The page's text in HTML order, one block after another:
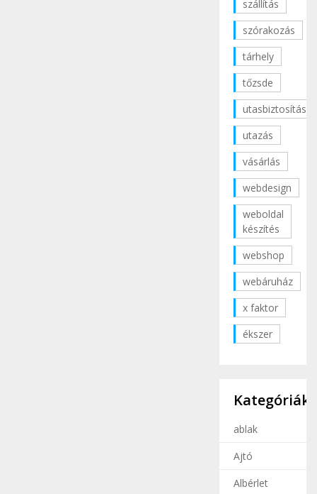
szállítás
szórakozás
tárhely
tőzsde
utasbiztosítás
utazás
vásárlás
webdesign
weboldal
készítés
webshop
webáruház
x faktor
ékszer
Kategóriák
ablak
Ajtó
Albérlet